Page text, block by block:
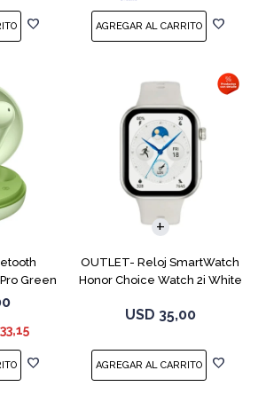
Green
33,15
OUTLET- Reloj SmartWatch
Honor Choice Watch 2i White
USD 35,00